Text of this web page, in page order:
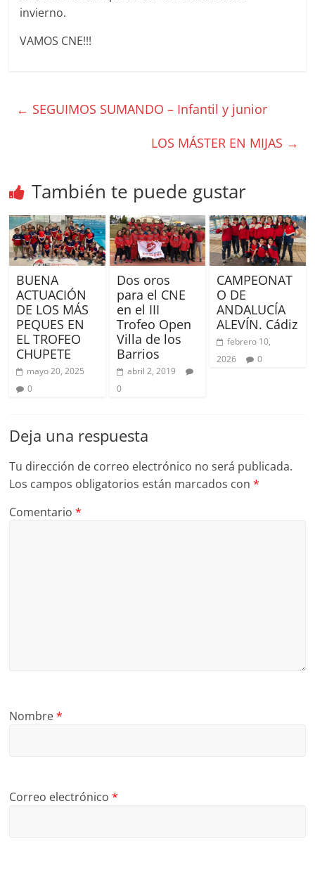
invierno.
VAMOS CNE!!!
← SEGUIMOS SUMANDO – Infantil y junior
LOS MÁSTER EN MIJAS →
También te puede gustar
BUENA
ACTUACIÓN
DE LOS MÁS
PEQUES EN
EL TROFEO
CHUPETE
mayo 20, 2025
0
Dos oros
para el CNE
en el III
Trofeo Open
Villa de los
Barrios
abril 2, 2019
0
CAMPEONAT
O DE
ANDALUCÍA
ALEVÍN. Cádiz
febrero 10,
2026
0
Deja una respuesta
Tu dirección de correo electrónico no será publicada.
Los campos obligatorios están marcados con*
Comentario*
Nombre*
Correo electrónico*